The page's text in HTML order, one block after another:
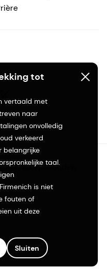
tot
vertaald met
naar
onvolledig
verkeerd
belangrijke
taal.
is niet
fouten of
uit deze
Sluiten
voorbehouden.